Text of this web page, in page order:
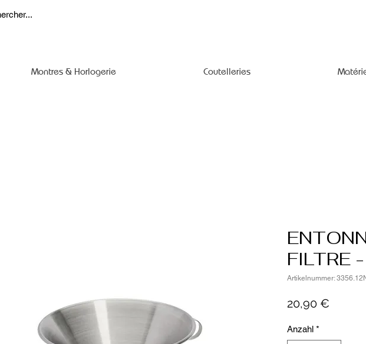
Montres & Horlogerie Coutelleries
FILTRE
Artikelnummer:
20,90 €
Anzahl *